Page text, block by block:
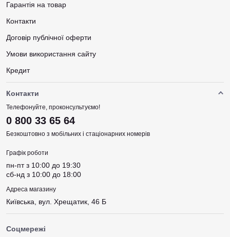
Сумісність з машинкою — підбирайте під вашу модель.
Переваги покупки в MakeTattoo
Майстри з усієї України обирають наш магазин, тому що ми
пропонуємо широкий асортимент товарів і представляємо
— можна оплатити карткою або післяплатою. Клієнти також
цінують професійні консультації при виборі продукції. Ми
гарантуємо справжність і високу якість кожного товару.
FAQ
Яка голка для контуру тату підійде новачку?
Рекомендується почати з 3RL або 5RL — вони дають чітку
Чи є різниця між RL та RS?
Так. RL (round liner) — для контурів, RS (round shader) — для
Гарантія на товар
Контакти
Договір публічної оферти
Умови використання сайту
Кредит
Контакти
Телефонуйте, проконсультуємо!
0 800 33 65 64
Безкоштовно з мобільних і стаціонарних номерів
Графік роботи
пн-пт з 10:00 до 19:30
сб-нд з 10:00 до 18:00
Адреса магазину
Київська, вул. Хрещатик, 46 Б
Соцмережі